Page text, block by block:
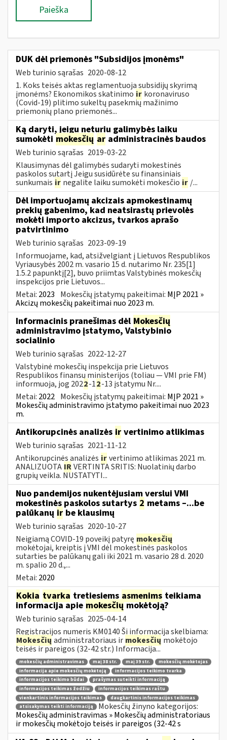
Paieška
DUK dėl priemonės "Subsidijos įmonėms"
Web turinio sąrašas 2020-08-12
1. Koks teisės aktas reglamentuoja subsidijų skyrimą
įmonėms? Ekonomikos skatinimo ir koronaviruso
(Covid-19) plitimo sukeltų pasekmių mažinimo
priemonių plano priemonės...
Ką daryti, jeigu neturiu galimybės laiku
sumokėti mokesčių ar administracinės baudos
Web turinio sąrašas 2019-03-22
Klausimynas dėl galimybės sudaryti mokestinės
paskolos sutartį Jeigu susidūrėte su finansiniais
sunkumais ir negalite laiku sumokėti mokesčio ir /...
Dėl importuojamų akcizais apmokestinamų
prekių gabenimo, kad neatsirastų prievolės
mokėti importo akcizus, tvarkos aprašo
patvirtinimo
Web turinio sąrašas 2023-09-19
Informuojame, kad, atsižvelgiant į Lietuvos Respublikos
Vyriausybės 2002 m. vasario 15 d. nutarimo Nr. 235[1]
1.5.2 papunktį[2], buvo priimtas Valstybinės mokesčių
inspekcijos prie Lietuvos...
Metai: 2023 Mokesčių įstatymų pakeitimai: MĮP 2021 »
Akcizų mokesčių pakeitimai nuo 2023 m.
Informacinis pranešimas dėl Mokesčių
administravimo įstatymo, Valstybinio
socialinio
Web turinio sąrašas 2022-12-27
Valstybinė mokesčių inspekcija prie Lietuvos
Respublikos finansų ministerijos (toliau — VMI prie FM)
informuoja, jog 2022-12-13 įstatymu Nr....
Metai: 2022 Mokesčių įstatymų pakeitimai: MĮP 2021 »
Mokesčių administravimo įstatymo pakeitimai nuo 2023
m.
Antikorupcinės analizės ir vertinimo atlikimas
Web turinio sąrašas 2021-11-12
Antikorupcinės analizės irvertinimo atlikimas 2021 m.
ANALIZUOTA IRVERTINTA SRITIS: Nuolatinių darbo
grupių veikla. NUSTATYTI...
Nuo pandemijos nukentėjusiam verslui VMI
mokestinės paskolos sutartys 2 metams –...be
palūkanų ir be klausimų
Web turinio sąrašas 2020-10-27
Neigiamą COVID-19 poveikį patyrę mokesčių
mokėtojai, kreiptis į VMI dėl mokestinės paskolos
sutarties be palūkanų gali iki 2021 m. vasario 28 d. 2020
m. spalio 20 d.,...
Metai: 2020
Kokia tvarka tretiesiems asmenims teikiama
informacija apie mokesčiųmokėtoją?
Web turinio sąrašas 2025-04-14
Registracijos numeris KM0140 Ši informacija skelbiama:
Mokesčių administratoriaus ir mokesčių mokėtojo
teisės ir pareigos (32-42 str.) Informacija...
mokesčių administravimas maį 38 str. maį 39 str.
mokesčių mokėtojas
informacija apie mokesčių mokėtoją
informacijos teikimo tvarka
informacijos teikimo būdai
prašymas suteikti informaciją
informacijos teikimas žodžiu
informacijos teikimas raštu
vienkartinis informacijos teikimas
daugkartinis informacijos teikimas
atsisakymas teikti informaciją
Mokesčių žinyno kategorijos:
Mokesčių administravimas » Mokesčių administratoriaus
ir mokesčių mokėtojo teisės ir pareigos (32-42 s